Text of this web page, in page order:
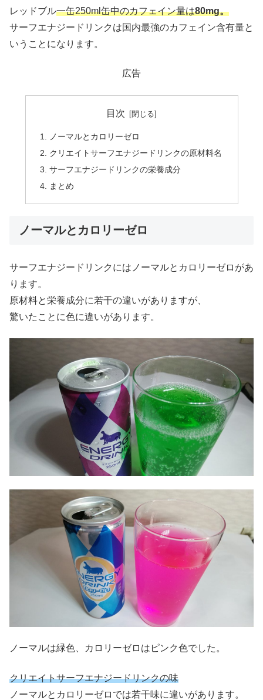
レッドブル一缶250ml缶中のカフェイン量は80mg。
サーフエナジードリンクは国内最強のカフェイン含有量と
いうことになります。
広告
目次
ノーマルとカロリーゼロ
クリエイトサーフエナジードリンクの原材料名
サーフエナジードリンクの栄養成分
まとめ
ノーマルとカロリーゼロ
サーフエナジードリンクにはノーマルとカロリーゼロがあ
ります。
原材料と栄養成分に若干の違いがありますが、
驚いたことに色に違いがあります。
ノーマルは緑色、カロリーゼロはピンク色でした。
クリエイトサーフエナジードリンクの味
ノーマルとカロリーゼロでは若干味に違いがあります。